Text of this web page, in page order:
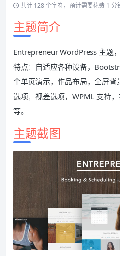
共计 128 个字符，预计需要花费 1 分
主题简介
Entrepreneur WordPress 主题
特点：自适应各种设备，
个单页演示，作品布局，全屏
选项，视差选项，WPML 支持
等。
主题截图